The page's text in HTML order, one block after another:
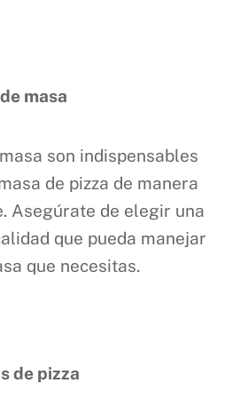
masa
son indispensables
de pizza de manera
Asegúrate de elegir una
que pueda manejar
que necesitas.
de pizza